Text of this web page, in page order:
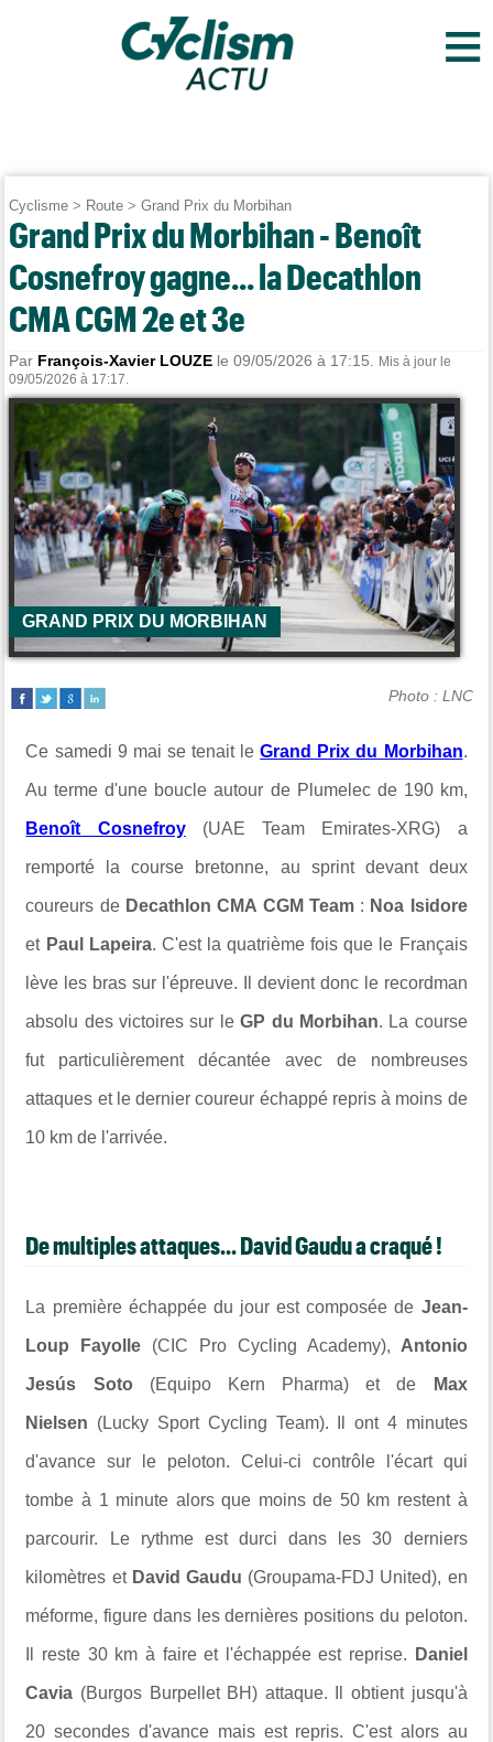
≡
Cyclisme > Route >Grand Prix du Morbihan
Grand Prix du Morbihan - Benoît
Cosnefroy gagne... la Decathlon
CMA CGM 2e et 3e
Par François-Xavier LOUZE le 09/05/2026 à 17:15.
Mis à jour le
09/05/2026 à 17:17.
GRAND PRIX DU MORBIHAN
Photo : LNC
Ce samedi 9 mai se tenait leGrand Prix du Morbihan.
Au terme d'une boucle autour de Plumelec de 190 km,
Benoît Cosnefroy(UAE Team Emirates-XRG) a
remporté la course bretonne, au sprint devant deux
coureurs de Decathlon CMA CGM Team: Noa Isidore
et Paul Lapeira. C'est la quatrième fois que le Français
lève les bras sur l'épreuve. Il devient donc le recordman
absolu des victoires sur leGP du Morbihan. La course
fut particulièrement décantée avec de nombreuses
attaques et le dernier coureur échappé repris à moins de
10 km de l'arrivée.
De multiples attaques... David Gaudu a craqué !
La première échappée du jour est composée de Jean-
Loup Fayolle (CIC Pro Cycling Academy), Antonio
Jesús Soto (Equipo Kern Pharma) et de Max
Nielsen (Lucky Sport Cycling Team). Il ont 4 minutes
d'avance sur le peloton. Celui-ci contrôle l'écart qui
tombe à 1 minute alors que moins de 50 km restent à
parcourir. Le rythme est durci dans les 30 derniers
kilomètres et David Gaudu (Groupama-FDJ United), en
méforme, figure dans les dernières positions du peloton.
Il reste 30 km à faire et l'échappée est reprise. Daniel
Cavia (Burgos Burpellet BH) attaque. Il obtient jusqu'à
20 secondes d'avance mais est repris. C'est alors au